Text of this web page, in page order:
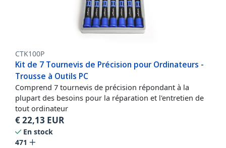
CTK100P
Kit de 7 Tournevis de Précision pour Ordinateurs -
Trousse à Outils PC
Comprend 7 tournevis de précision répondant à la
plupart des besoins pour la réparation et l'entretien de
tout ordinateur
€22,13 EUR
En stock
471